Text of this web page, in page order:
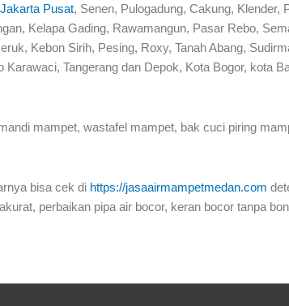
Jakarta Pusat, Senen, Pulogadung, Cakung, Klender,
Kelapa Gading, Rawamangun, Pasar Rebo,
Kebon Sirih, Pesing, Roxy, Tanah Abang,
Tangerang dan Depok, Kota Bogor, kota
mampet, wastafel mampet, bak cuci piring
bisa cek di https://jasaairmampetmedan.com
perbaikan pipa air bocor, keran bocor tanpa